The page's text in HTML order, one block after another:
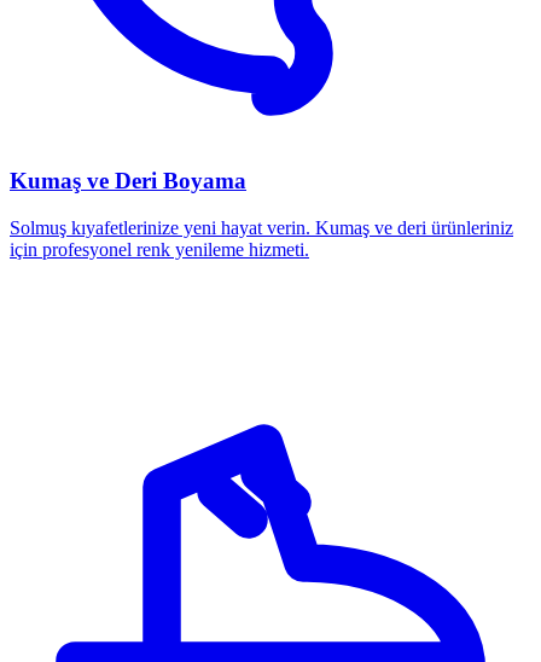
Kumaş ve Deri Boyama
Solmuş kıyafetlerinize yeni hayat verin. Kumaş ve deri ürünleriniz
için profesyonel renk yenileme hizmeti.